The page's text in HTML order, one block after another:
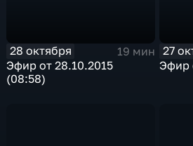
28 октября
19 мин
Эфир от 28.10.2015
(08:58)
27
Эфир